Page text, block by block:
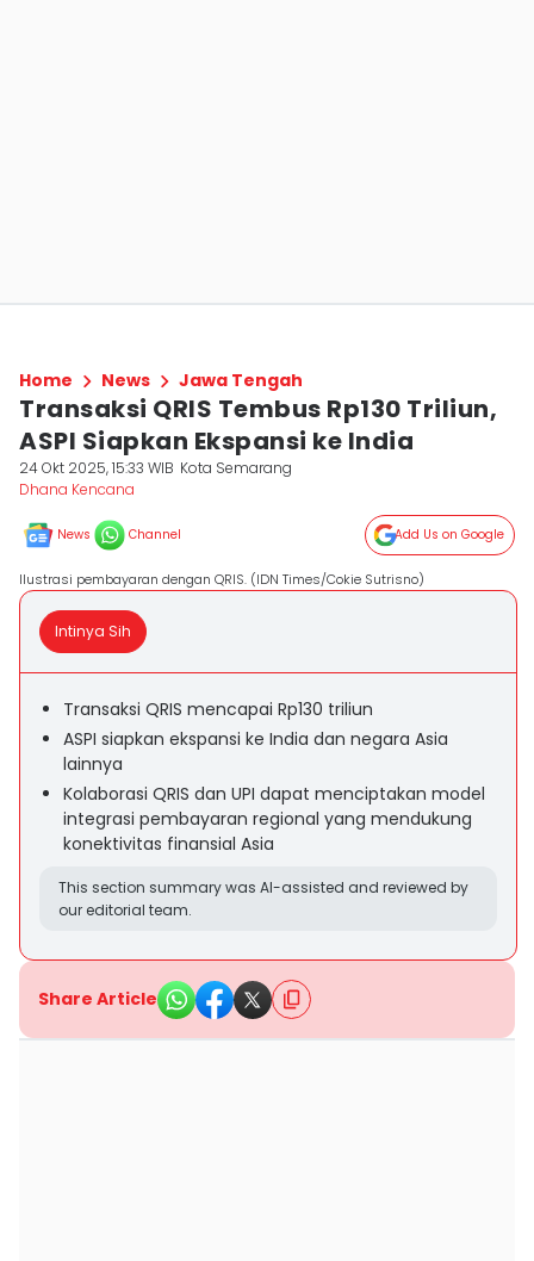
Home News Jawa Tengah
Transaksi QRIS Tembus Rp130 Triliun,
ASPI Siapkan Ekspansi ke India
24 Okt 2025, 15:33 WIB Kota Semarang
Dhana Kencana
News Channel Add Us on Google
Ilustrasi pembayaran dengan QRIS. (IDN Times/Cokie Sutrisno)
Intinya Sih
Transaksi QRIS mencapai Rp130 triliun
ASPI siapkan ekspansi ke India dan negara Asia
lainnya
Kolaborasi QRIS dan UPI dapat menciptakan model
integrasi pembayaran regional yang mendukung
konektivitas finansial Asia
This section summary was AI-assisted and reviewed by
our editorial team.
Share Article